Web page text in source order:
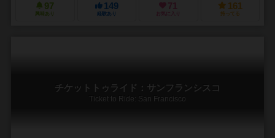
97
興味あり
149
経験あり
71
お気に入り
161
持ってる
チケットトゥライド：サンフランシスコ
Ticket to Ride: San Francisco